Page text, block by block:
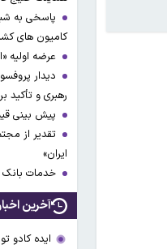
پاسخی به
کامیون های
عرضه اولیه «احیا۱» ۱۹ مرداد
دیدار
رهبری و تأکید
پیش بینی
تقدیر از
ایران»
خدمات بانک
آخرین
ایده کادو